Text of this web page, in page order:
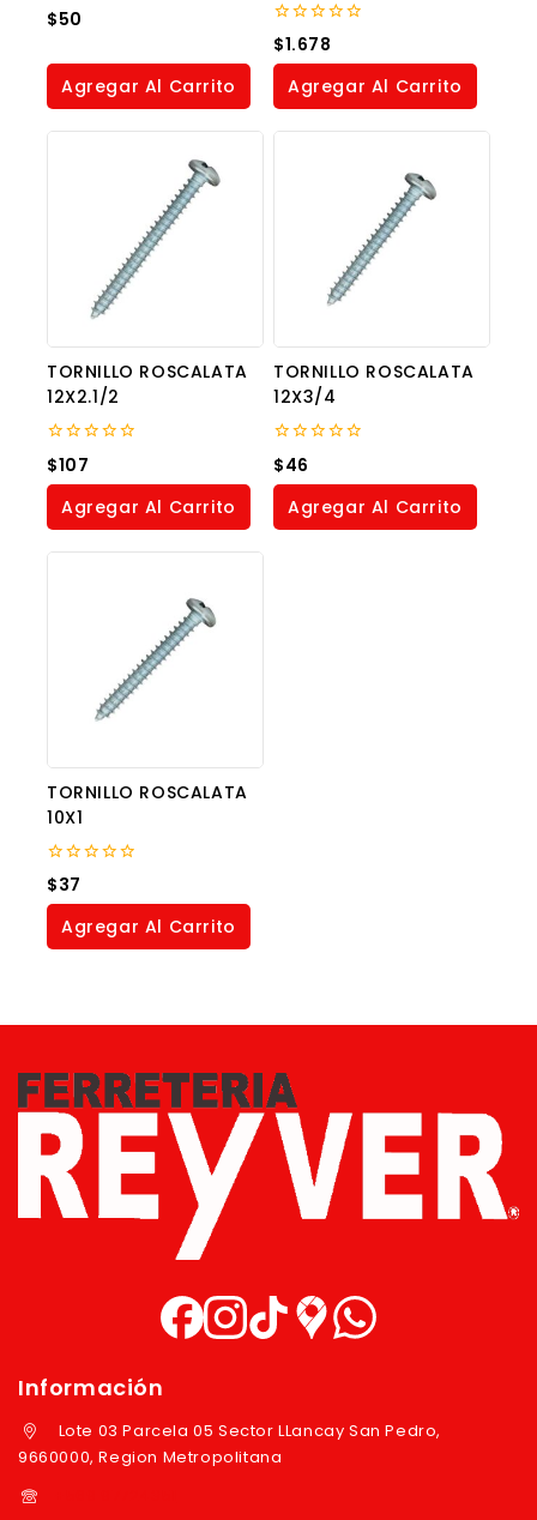
0
out
5
$50
Agregar Al Carrito
0
out
of
$1.678
Agregar Al Carrito
TORNILLO ROSCALATA
12X2.1/2
0
out
of
$107
Agregar Al Carrito
TORNILLO ROSCALATA
12X3/4
0
out
of
$46
Agregar Al Carrito
TORNILLO ROSCALATA
10X1
0
out
of
$37
Agregar Al Carrito
Información
Lote 03 Parcela 05 Sector LLancay San Pedro,
9660000, Region Metropolitana